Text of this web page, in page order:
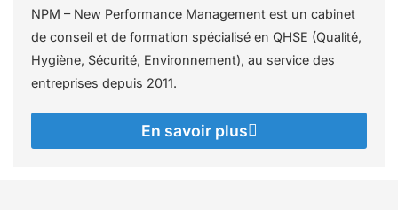
NPM – New Performance Management est un cabinet
de conseil et de formation spécialisé en QHSE (Qualité,
Hygiène, Sécurité, Environnement), au service des
entreprises depuis 2011.
En savoir plus